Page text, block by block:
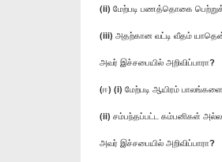
(ii) மேற்படி பணத்தொகை
(iii) அதற்கான வட்டி வீதம்
அவர் இச்சபையில் அறிவிப்பாரா?
(ஈ) (i) மேற்படி ஆயிரம்
(ii) சம்பந்தப்பட்ட கம்பனிகள்
அவர் இச்சபையில் அறிவிப்பாரா?